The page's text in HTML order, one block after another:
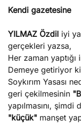
Kendi gazetesine
YILMAZ Özdil iyi
gerçekleri yazsa,
Her zaman
Demeye getiriyor
Soykırım Yasası
geri çekilmesinin
yapılmasını,
"küçük" manşet